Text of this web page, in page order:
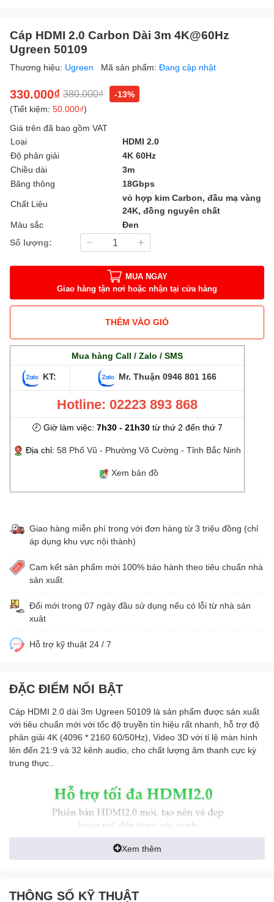
Cáp HDMI 2.0 Carbon Dài 3m 4K@60Hz
Ugreen 50109
Thương hiệu: Ugreen Mã sản phẩm: Đang cập nhật
330.000₫ 380.000₫
-13%
(Tiết kiệm: 50.000₫)
Giá trên đã bao gồm VAT
Loại
HDMI 2.0
Độ phân giải
4K 60Hz
Chiều dài
3m
Băng thông
18Gbps
Chất Liệu
vỏ hợp kim Carbon, đầu mạ vàng
24K, đồng nguyên chất
Màu sắc
Đen
Số lượng:
MUA NGAY
Giao hàng tận nơi hoặc nhận tại cửa hàng
THÊM VÀO GIỎ
Mua hàng Call / Zalo / SMS
KT: Mr. Thuận 0946 801 166
Hotline: 02223 893 868
🕗 Giờ làm việc: 7h30 - 21h30từ thứ 2 đến thứ 7
Địa chỉ: 58 Phố Vũ - Phường Võ Cường - Tỉnh Bắc Ninh
Xem bản đồ
Giao hàng miễn phí trong với đơn hàng từ 3 triệu đồng (chỉ
áp dụng khu vực nội thành)
Cam kết sản phẩm mới 100% bảo hành theo tiêu chuẩn nhà
sản xuất.
Đổi mới trong 07 ngày đầu sử dụng nếu có lỗi từ nhà sản
xuât
Hỗ trợ kỹ thuật 24 / 7
ĐẶC ĐIỂM NỔI BẬT
Cáp HDMI 2.0 dài 3m Ugreen 50109 là sản phẩm được sản xuất
với tiêu chuẩn mới với tốc độ truyền tín hiệu rất nhanh, hỗ trợ độ
phân giải 4K (4096 * 2160 60/50Hz), Video 3D với tỉ lệ màn hình
lên đến 21:9 và 32 kênh audio, cho chất lượng âm thanh cực kỳ
trung thực..
Xem thêm
THÔNG SỐ KỸ THUẬT